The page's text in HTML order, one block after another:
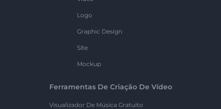
Logo
Graphic Design
Site
Mockup
Ferramentas De Criação De Vídeo
Visualizador De Música Gratuito